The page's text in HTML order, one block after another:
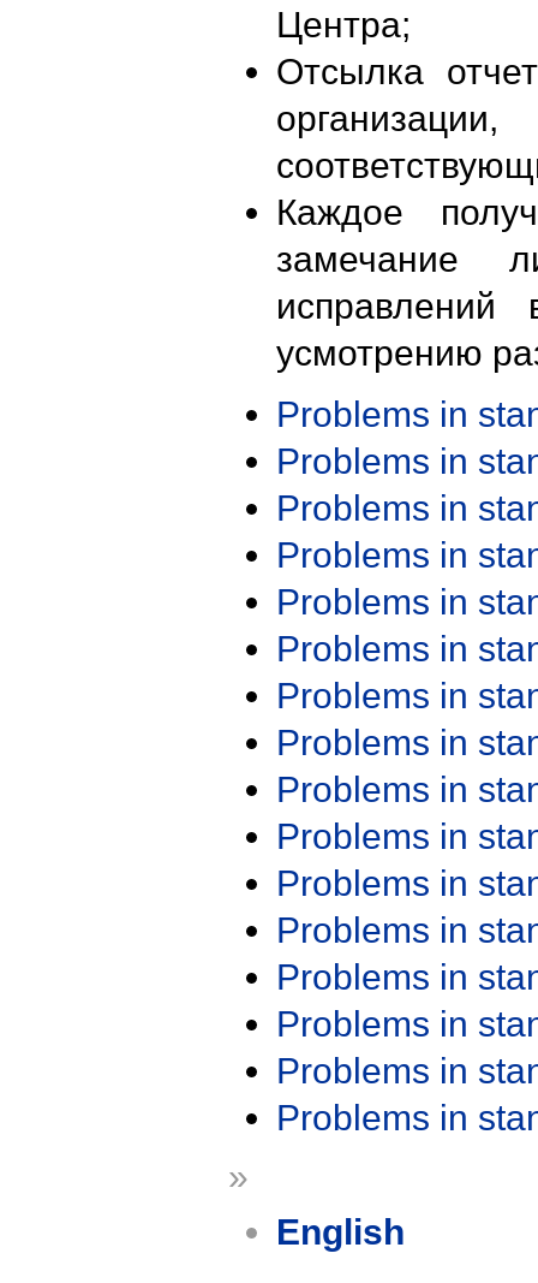
Центра;
Отсылка
Каждое
замечание
исправлений
усмотрению
Problems in
Problems in
Problems in
Problems in
Problems in
Problems in
Problems in
Problems in
Problems in
Problems in
Problems in
Problems in
Problems in
Problems in
Problems in
Problems in
»
English